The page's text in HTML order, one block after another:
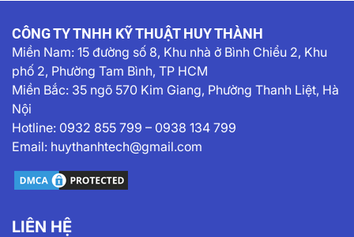
CÔNG TY TNHH KỸ THUẬT HUY THÀNH
Miền Nam: 15 đường số 8, Khu nhà ở Bình Chiểu 2, Khu
phố 2, Phường Tam Bình, TP HCM
Miền Bắc: 35 ngõ 570 Kim Giang, Phường Thanh Liệt, Hà
Nội
Hotline: 0932 855 799 – 0938 134 799
Email: huythanhtech@gmail.com
LIÊN HỆ